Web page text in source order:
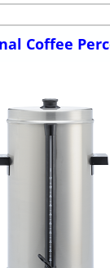
Coffee